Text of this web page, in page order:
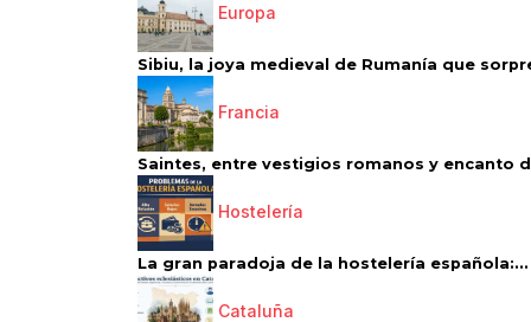
Europa
Sibiu, la joya medieval de Rumanía que
Francia
Saintes, entre vestigios romanos y encanto
Hostelería
La gran paradoja de la hostelería española:...
Cataluña